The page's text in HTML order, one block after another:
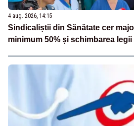
4 aug. 2026, 14:15
Sindicaliștii din Sănătate cer
minimum 50% și schimbarea